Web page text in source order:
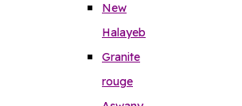
New
Halayeb
Granite
rouge